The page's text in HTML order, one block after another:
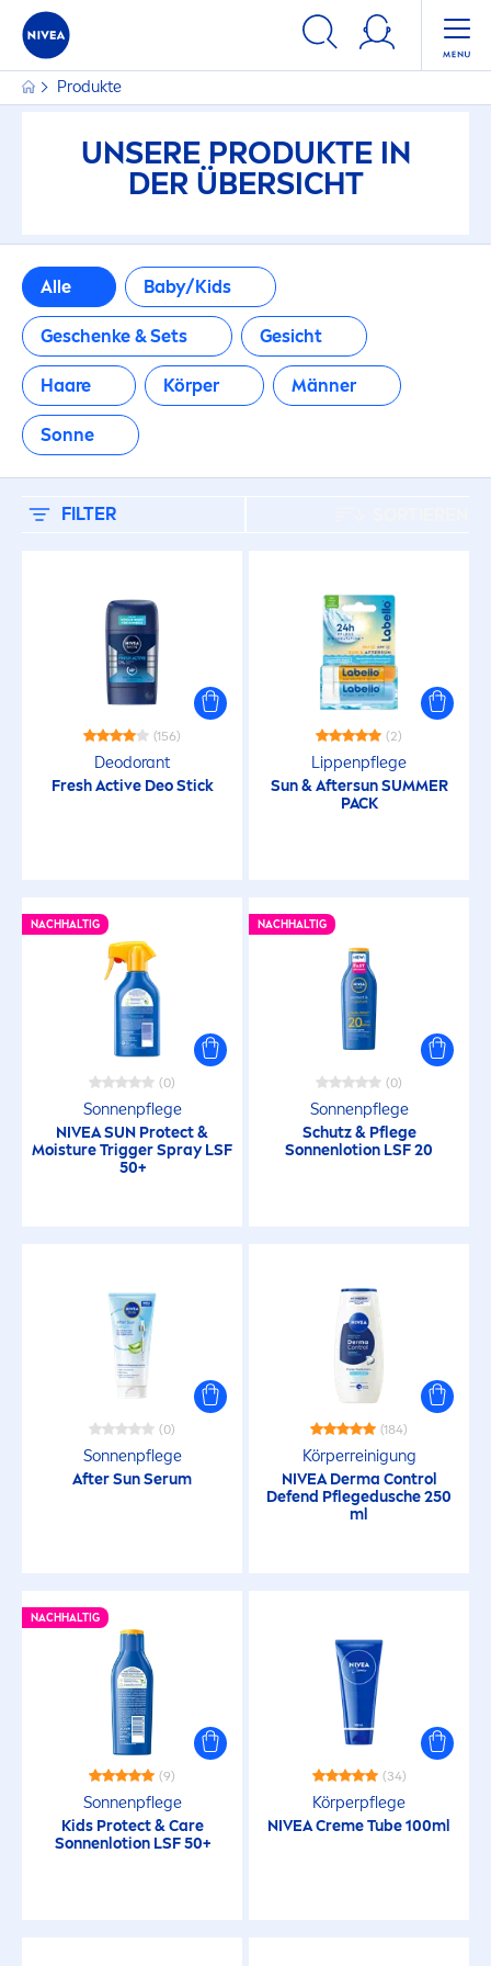
Produkte
UNSERE PRODUKTE IN
DER ÜBERSICHT
Alle Baby/Kids
Geschenke & Sets Gesicht
Haare Körper Männer
Sonne
FILTER
FILTER
PRODUKTKATEGORIE
Baby/Kids
Gesicht
Haare
Körper
PRODUKTTYP
Augenpflege
Baby Care
Deodorant
Deodorant
Düfte
Duschgel
Gesichtspflege
Gesichtsreinigung
Haare
Körper
Körperpflege
Körperreinigung
Lippenpflege
(156)
Deodorant
Fresh ActiveDeo Stick
(2)
Lippenpflege
Sun& Aftersun SUMMER
PACK
NACHHALTIG
(0)
Sonnenpflege
NIVEASUN Protect&
Moisture Trigger Spray LSF
50+
NACHHALTIG
(0)
Sonnenpflege
Schutz & Pflege
Sonnenlotion LSF 20
(0)
Sonnenpflege
AfterSunSerum
(184)
Körperreinigung
NIVEADerma Control
Defend Pflegedusche 250
ml
NACHHALTIG
(9)
Sonnenpflege
Kids Protect&Care
Sonnenlotion LSF 50+
(34)
Körperpflege
NIVEACremeTube 100ml